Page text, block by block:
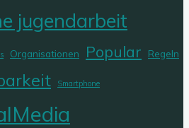
jugendarbeit
Organisationen Popular Regeln
Smartphone